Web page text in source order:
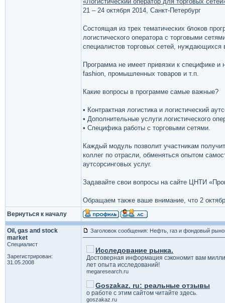
21 – 24 октября 2014, Санкт-Петербург
Состоящая из трех тематических блоков
логистического оператора с торговыми
специалистов торговых сетей, нуждающихся
Программа не имеет привязки к специфике и
fashion, промышленных товаров и т.п.
Какие вопросы в программе самые важные?
• Контрактная логистика и логистический
• Дополнительные услуги логистического
• Специфика работы с торговыми сетями.
Каждый модуль позволит участникам
коллег по отрасли, обменяться опытом
аутсорсинговых услуг.
Задавайте свои вопросы на сайте ЦНТИ
Обращаем также ваше внимание, что 2
Вернуться к началу
Oil, gas and stock
market
Специалист
Зарегистрирован:
31.05.2008
Заголовок сообщения: Нефть, газ и фондовый
Исследование рынка.
Достоверная информация сэкономит вам
лет опыта исследований!
megaresearch.ru
Goszakaz. ru: реальные отзывы
о работе с этим сайтом читайте здесь.
goszakaz.ru